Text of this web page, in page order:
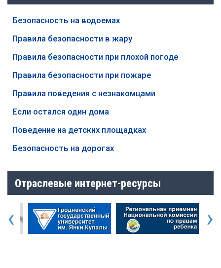
Безопасность на водоемах
Правила безопасности в жару
Правила безопасности при плохой погоде
Правила безопасности при пожаре
Правила поведения с незнакомцами
Если остался один дома
Поведение на детских площадках
Безопасность на дорогах
Отраслевые интернет-ресурсы
‹ ›